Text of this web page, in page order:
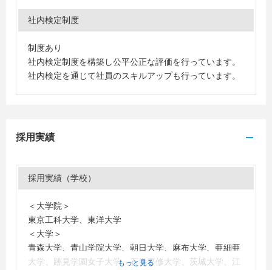
社内検定制度
制度あり
社内検定制度を構築し公平公正な評価を行っています。
社内検定を通じて社員のスキルアップも行っています。
採用実績
採用実績（学校）
＜大学院＞
東京工科大学、東洋大学
＜大学＞
青森大学、青山学院大学、朝日大学、麻布大学、亜細亜
大学、跡見学園女子大学、石巻専修大学、茨城大学、江
もっと見る